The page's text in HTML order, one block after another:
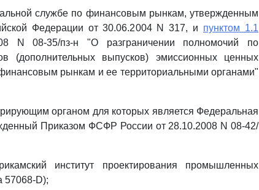
службе по финансовым рынкам, утвержденным
Федерации от 30.06.2004 N 317, и пунктом 1.1
N 08-35/пз-н "О разграничении полномочий по
(дополнительных выпусков) эмиссионных ценных
рынкам и ее территориальными органами"
органом для которых является Федеральная
Приказом ФСФР России от 28.10.2008 N 08-42/
институт проектирования промышленных
57068-D);